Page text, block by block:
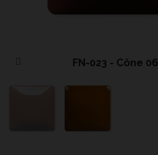
FN-023 - Cône 06
Cliquer pour agrandir